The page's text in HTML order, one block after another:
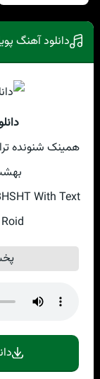
دانلود آهنگ
همینک شنونده
With Text